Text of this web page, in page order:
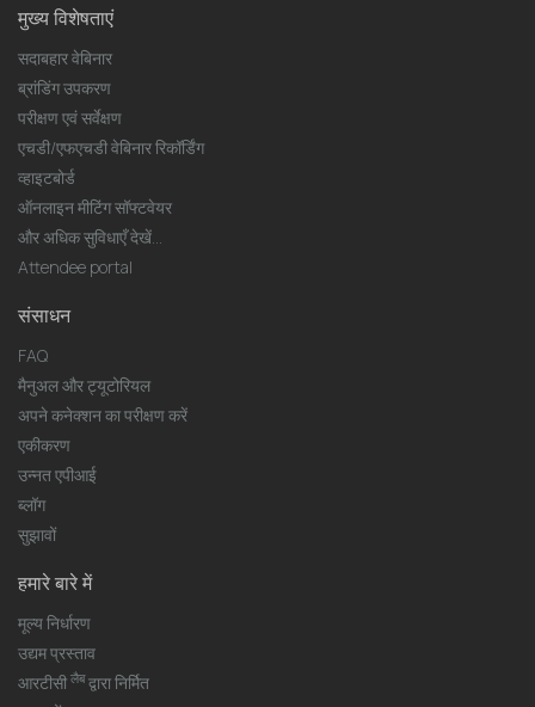
मुख्य विशेषताएं
सदाबहार वेबिनार
ब्रांडिंग उपकरण
परीक्षण एवं सर्वेक्षण
एचडी/एफएचडी वेबिनार रिकॉर्डिंग
व्हाइटबोर्ड
ऑनलाइन मीटिंग सॉफ्टवेयर
और अधिक सुविधाएँ देखें...
Attendee portal
संसाधन
FAQ
मैनुअल और ट्यूटोरियल
अपने कनेक्शन का परीक्षण करें
एकीकरण
उन्नत एपीआई
ब्लॉग
सुझावों
हमारे बारे में
मूल्य निर्धारण
उद्यम प्रस्ताव
आरटीसी लैबद्वारा निर्मित